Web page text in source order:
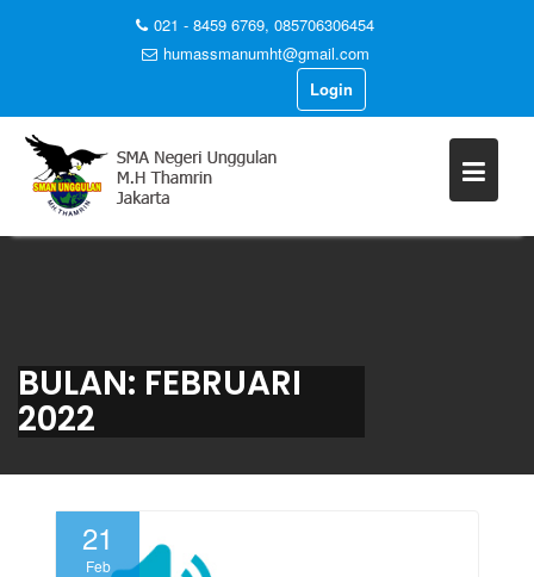
Skip
content
021 - 8459 6769, 085706306454
humassmanumht@gmail.com
Login
BULAN: FEBRUARI
2022
21
Feb